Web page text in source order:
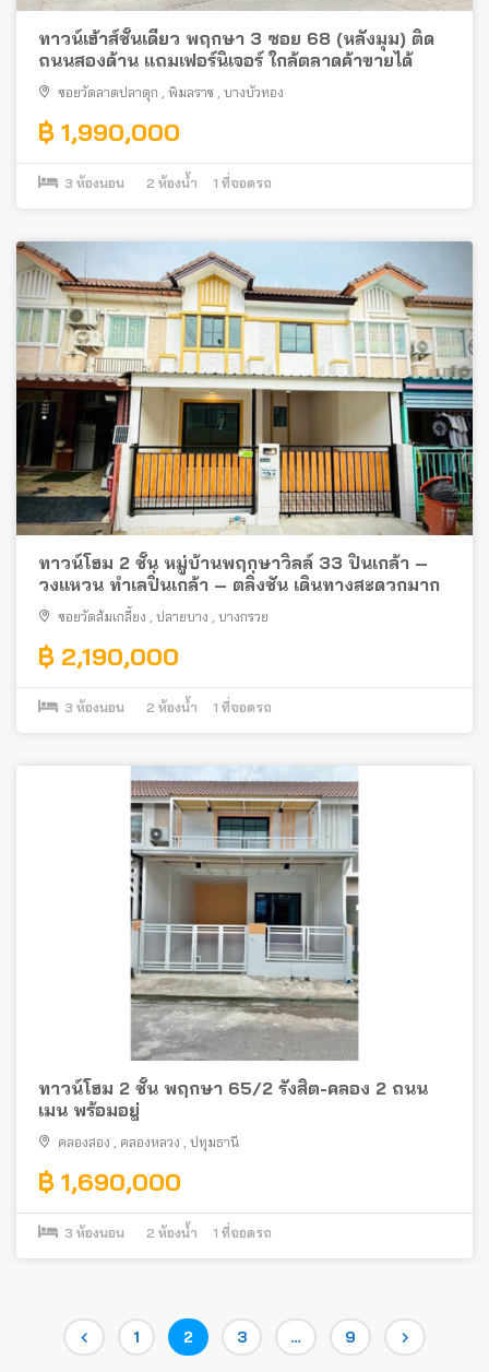
ทาวน์เฮ้าส์ชั้นเดียว พฤกษา 3 ซอย 68 (หลังมุม) ติด
ถนนสองด้าน แถมเฟอร์นิเจอร์ ใกล้ตลาดค้าขายได้
ซอยวัดลาดปลาดุก พิมลราช บางบัวทอง
฿ 1,990,000
3 ห้องนอน 2 ห้องน้ำ 1 ที่จอดรถ
ทาวน์โฮม 2 ชั้น หมู่บ้านพฤกษาวิลล์ 33 ปิ่นเกล้า –
วงแหวน ทำเลปิ่นเกล้า – ตลิ่งชัน เดินทางสะดวกมาก
ซอยวัดส้มเกลี้ยง , ปลายบาง , บางกรวย
฿ 2,190,000
3 ห้องนอน 2 ห้องน้ำ 1 ที่จอดรถ
ทาวน์โฮม 2 ชั้น พฤกษา 65/2 รังสิต-คลอง 2 ถนน
เมน พร้อมอยู่
คลองสอง , คลองหลวง , ปทุมธานี
฿ 1,690,000
3 ห้องนอน 2 ห้องน้ำ 1 ที่จอดรถ
Posts
Page
1 Page
2 Page
3 … Page
9